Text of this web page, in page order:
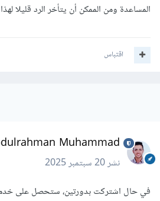
المساعدة ومن الممكن أن يتأخر الرد قليلا
اقتباس
Muhammad
نشر20 سبتمبر 2025
في حال اشتركت بدورتين، ستحصل على